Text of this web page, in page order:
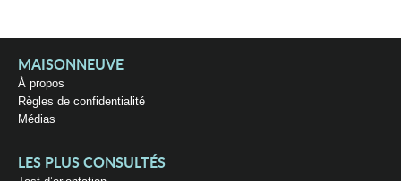
MAISONNEUVE
À propos
Règles de confidentialité
Médias
LES PLUS CONSULTÉS